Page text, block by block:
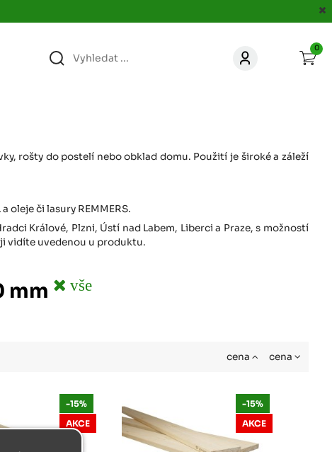
rošty do postelí nebo obklad domu. Použití je široké a záleží
oleje či lasury REMMERS.
Králové, Plzni, Ústí nad Labem, Liberci a Praze, s možností
vidíte uvedenou u produktu.
mm vše
cena cena
-15%
AKCE
-15%
AKCE
0
jacer.cz
jacer.cz
KONTAKT
667
060